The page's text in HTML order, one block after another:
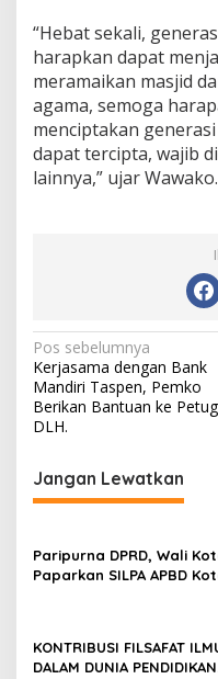
“Hebat sekali,
harapkan dapat
meramaikan masjid
agama, semoga
menciptakan
dapat tercipta, wajib
lainnya,” ujar Wawako.
N
a
v
i
g
a
i
s
Pos sebelumnya
Kerjasama dengan Bank
Mandiri Taspen, Pemko
Berikan Bantuan ke
DLH.
Jangan Lewatkan
Paripurna DPRD, Wali
Paparkan SILPA APBD
KONTRIBUSI FILSAFAT
DALAM DUNIA PENDIDIKAN